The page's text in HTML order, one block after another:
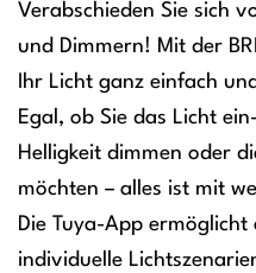
Verabschieden Sie sich
und Dimmern! Mit der
Ihr Licht ganz einfach
Egal, ob Sie das Licht
Helligkeit dimmen oder
möchten – alles ist mit
Die Tuya-App ermöglicht
individuelle